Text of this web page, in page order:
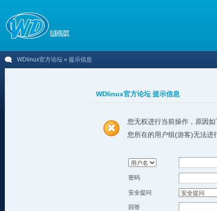
WDlinux官方论坛 » 提示信息
WDlinux官方论坛 提示信息
您无权进行当前操作，原因如
您所在的用户组(游客)无法进
密码
安全提问
回答